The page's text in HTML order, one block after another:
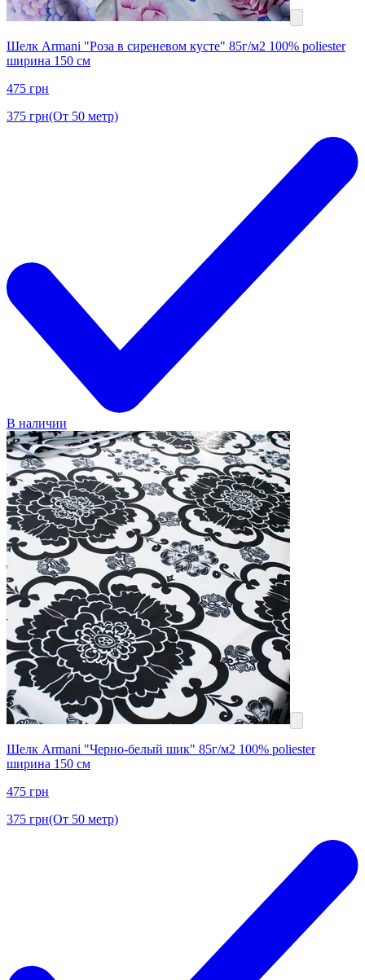
Шелк Armani "Роза в сиреневом кусте" 85г/м2 100% poliester
ширина 150 см
475 грн
375 грн(От 50 метр)
В наличии
Шелк Armani "Черно-белый шик" 85г/м2 100% poliester
ширина 150 см
475 грн
375 грн(От 50 метр)